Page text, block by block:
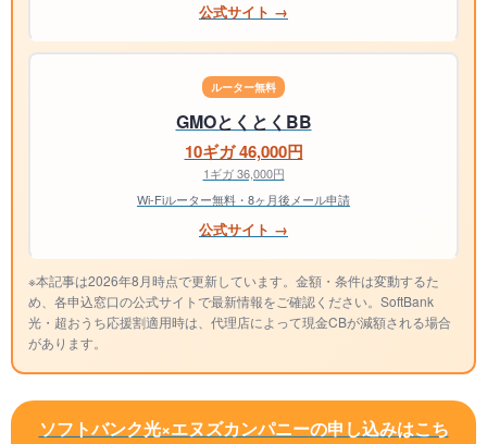
公式サイト →
ルーター無料
GMOとくとくBB
10ギガ 46,000円
1ギガ 36,000円
Wi-Fiルーター無料・8ヶ月後メール申請
公式サイト →
※本記事は2026年8月時点で更新しています。金額・条件は変動するた
め、各申込窓口の公式サイトで最新情報をご確認ください。SoftBank
光・超おうち応援割適用時は、代理店によって現金CBが減額される場合
があります。
ソフトバンク光×エヌズカンパニーの申し込みはこち